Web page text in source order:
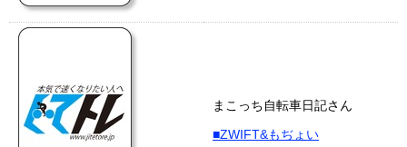
まこっち自転車日記さん
■ZWIFT&もぢょい